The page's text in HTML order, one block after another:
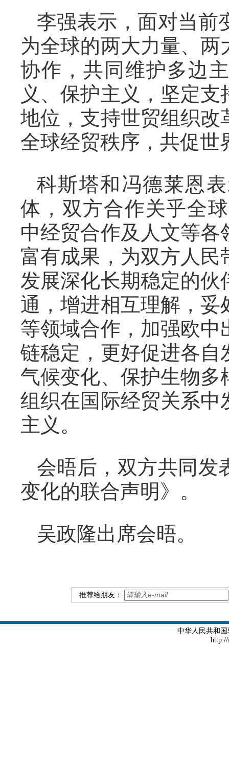
李强表示，面对当前
为全球的两大力量、
协作，共同维护多边
义、保护主义，坚定
地位，支持世贸组织
全球经贸秩序，共促世
科斯塔和冯德莱恩
体，双方合作关乎全
中经贸合作及人文等
富有成果，为双方人
发展深化长期稳定的
通，增进相互理解，
等领域合作，加强欧
链稳定，更好促进各
气候变化、保护生物
组织在国际经贸关系
主义。
会晤后，双方共同发
变化的联合声明》。
吴政隆出席会晤。
推荐给朋友：
中华人民共和
http://